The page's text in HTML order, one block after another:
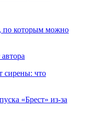
по которым можно
сирены: что
«Брест» из-за